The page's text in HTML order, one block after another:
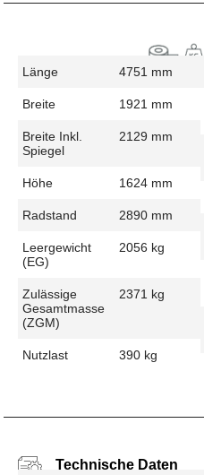
Länge 4751 mm
Breite 1921 mm
Breite Inkl.
Spiegel
2129 mm
Höhe 1624 mm
Radstand 2890 mm
Leergewicht
(EG)
2056 kg
Zulässige
Gesamtmasse
(zGM)
2371 kg
Nutzlast 390 kg
Technische Daten